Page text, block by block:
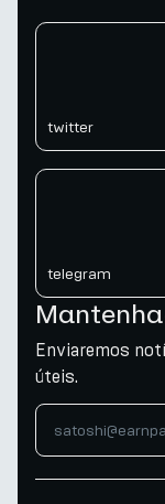
twitter
telegram
Enviaremos
úteis.